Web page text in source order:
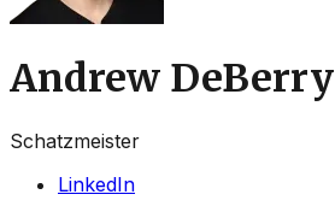
Andrew DeBerry
Schatzmeister
LinkedIn